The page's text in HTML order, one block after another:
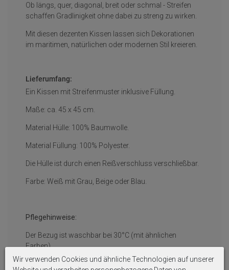
Ob längs, quer, diagonal, breit oder schmal - Streifen
schaffen Gradlinigkeit ohne dabei zu streng zu wirken.
Mit diesen dezenten Kissen lassen sich Dekorationen
im maritimen, natürlichen oder modernen Stil kreieren.
Lieferumfang:
Ein Kissen mit Streifenmuster inklusive Füllung.
Maße: ca. 45 x 45 cm.
Material Hülle: 100% Baumwolle.
Material Füllung: 100% Polyester.
Die Hülle ist durch einen Reißverschluss verschließbar.
Farbe: Weiß mit Grau, Beige oder Blau.
Pflegehinweise:
Der Bezug ist waschbar bei 30°C (mit ähnlichen
Farben).
Nicht bleichen.
Wir verwenden Cookies und ähnliche Technologien auf unserer